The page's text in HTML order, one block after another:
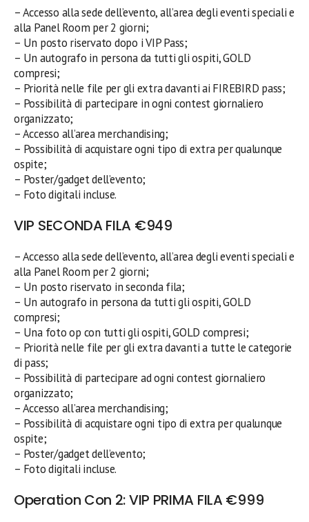
– Accesso alla sede dell’evento, all’area degli eventi speciali e
alla Panel Room per 2 giorni;
– Un posto riservato dopo i VIP Pass;
– Un autografo in persona da tutti gli ospiti, GOLD
compresi;
– Priorità nelle file per gli extra davanti ai FIREBIRD pass;
– Possibilità di partecipare in ogni contest giornaliero
organizzato;
– Accesso all’area merchandising;
– Possibilità di acquistare ogni tipo di extra per qualunque
ospite;
– Poster/gadget dell’evento;
– Foto digitali incluse.
VIP SECONDA FILA €949
– Accesso alla sede dell’evento, all’area degli eventi speciali e
alla Panel Room per 2 giorni;
– Un posto riservato in seconda fila;
– Un autografo in persona da tutti gli ospiti, GOLD
compresi;
– Una foto op con tutti gli ospiti, GOLD compresi;
– Priorità nelle file per gli extra davanti a tutte le categorie
di pass;
– Possibilità di partecipare ad ogni contest giornaliero
organizzato;
– Accesso all’area merchandising;
– Possibilità di acquistare ogni tipo di extra per qualunque
ospite;
– Poster/gadget dell’evento;
– Foto digitali incluse.
Operation Con 2: VIP PRIMA FILA €999